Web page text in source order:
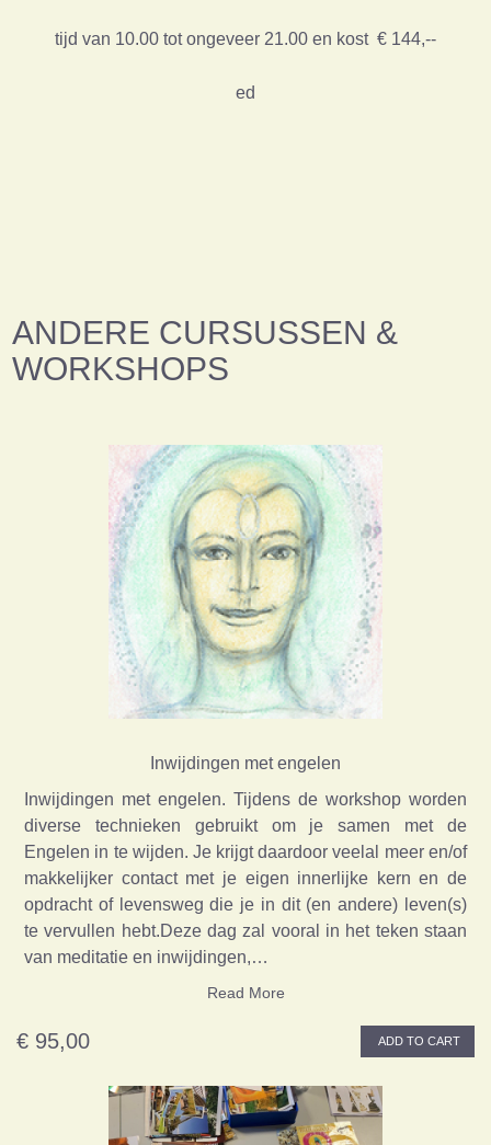
tijd van 10.00 tot ongeveer 21.00 en kost € 144,--
ed
ANDERE CURSUSSEN &
WORKSHOPS
Inwijdingen met engelen
Inwijdingen met engelen. Tijdens de workshop worden
diverse technieken gebruikt om je samen met de
Engelen in te wijden. Je krijgt daardoor veelal meer en/of
makkelijker contact met je eigen innerlijke kern en de
opdracht of levensweg die je in dit (en andere) leven(s)
te vervullen hebt.Deze dag zal vooral in het teken staan
van meditatie en inwijdingen,…
Read More
€ 95,00 ADD TO CART